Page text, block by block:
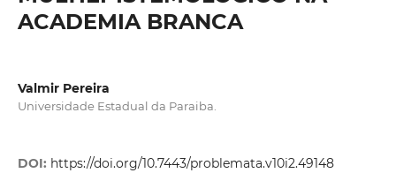
ACADEMIA BRANCA
Valmir Pereira
Universidade Estadual da Paraiba.
DOI: https://doi.org/10.7443/problemata.v10i2.49148